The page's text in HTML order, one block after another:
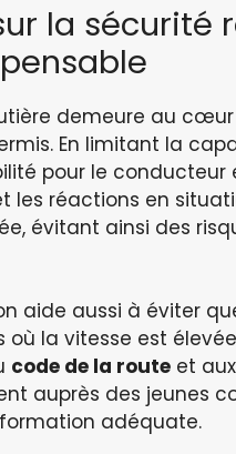
la sécurité
demeure au
En limitant la
pour le
réactions en
évitant ainsi des
aide aussi à éviter
où la vitesse est
code de la route et
auprès des jeunes
adéquate.